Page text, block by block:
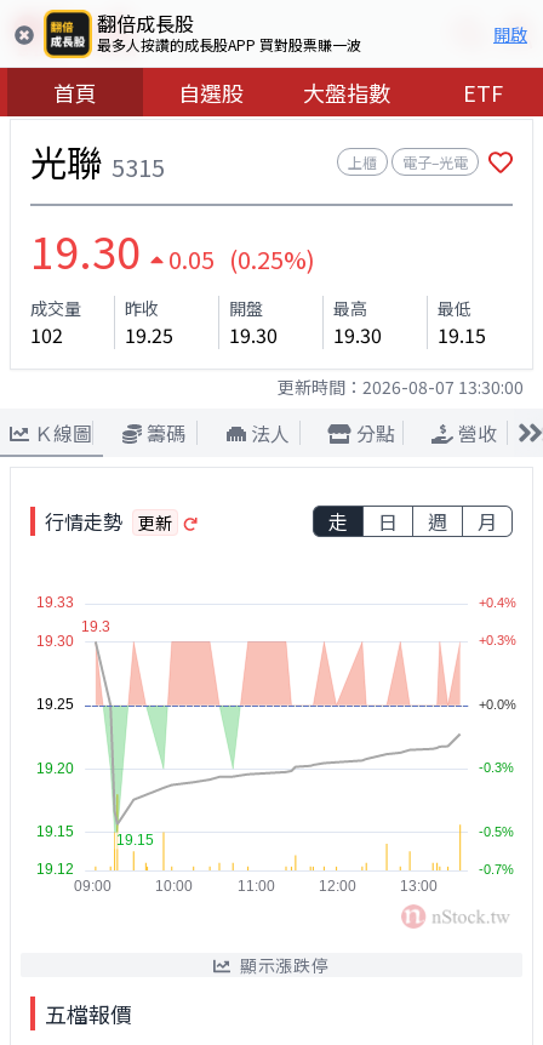
翻倍成長股
最多人按讚的成長股APP 買對股票賺一波 開啟
首頁 自選股 大盤指數 ETF
光聯 5315 上櫃 電子–光電
19.30 0.05 (0.25%)
成交量
102
昨收
19.25
開盤
19.30
最高
19.30
最低
19.15
更新時間： 2026-08-07 13:30:00
Ｋ線圖 籌碼 法人 分點 營收
行情走勢 更新 走 日 週 月
顯示漲跌停
五檔報價